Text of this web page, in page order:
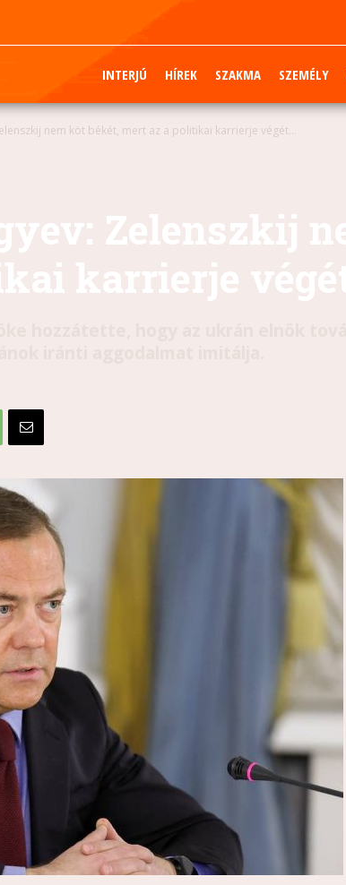
INTERJÚ HÍREK SZAKMA SZEMÉLY
nem köt békét, mert az a politikai karrierje végét...